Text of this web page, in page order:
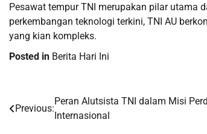
Pesawat tempur TNI merupakan pilar utama
perkembangan teknologi terkini, TNI AU
yang kian kompleks.
Posted in Berita Hari Ini
Post
Previous:
Peran Alutsista TNI dalam Misi
Internasional